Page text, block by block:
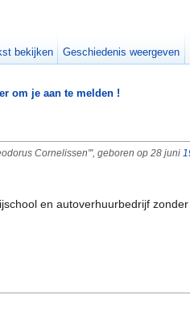
om je aan te melden !
Cornelissen''', geboren op 28 juni
en autoverhuurbedrijf
bekijken Geschiedenis weergeven